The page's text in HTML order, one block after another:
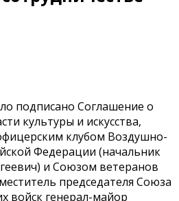
подписано Соглашение о
культуры и искусства,
клубом Воздушно-
Федерации (начальник
и Союзом ветеранов
председателя Союза
войск генерал-майор